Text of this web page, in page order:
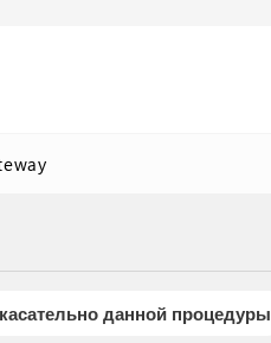
данной процедуры